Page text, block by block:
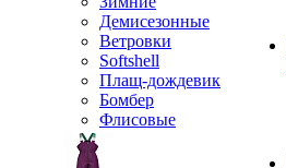
Демисезонные
Ветровки
Softshell
Плащ-дождевик
Бомбер
Флисовые